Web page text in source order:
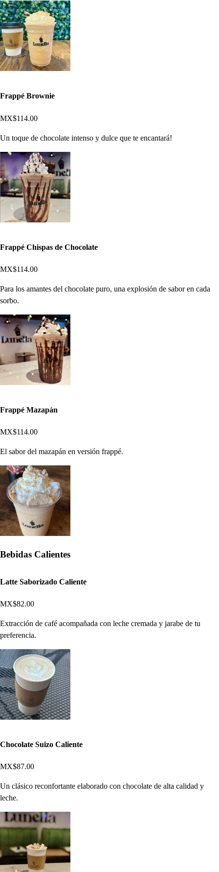
Frappé Brownie
MX$114.00
Un toque de chocolate intenso y dulce que te encantará!
Frappé Chispas de Chocolate
MX$114.00
Para los amantes del chocolate puro, una explosión de sabor en cada
sorbo.
Frappé Mazapán
MX$114.00
El sabor del mazapán en versión frappé.
Bebidas Calientes
Latte Saborizado Caliente
MX$82.00
Extracción de café acompañada con leche cremada y jarabe de tu
preferencia.
Chocolate Suizo Caliente
MX$87.00
Un clásico reconfortante elaborado con chocolate de alta calidad y
leche.